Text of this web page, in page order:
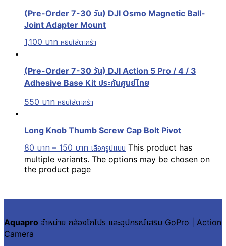
(Pre-Order 7-30 วัน) DJI Osmo Magnetic Ball-
Joint Adapter Mount
1,100 บาท หยิบใส่ตะกร้า
(Pre-Order 7-30 วัน) DJI Action 5 Pro / 4 / 3
Adhesive Base Kit ประกันศูนย์ไทย
550 บาท หยิบใส่ตะกร้า
Long Knob Thumb Screw Cap Bolt Pivot
80 บาท – 150 บาท เลือกรูปแบบ This product has
multiple variants. The options may be chosen on
the product page
Aquapro จำหน่าย กล้องโกโปร และอุปกรณ์เสริม GoPro | Action
Camera